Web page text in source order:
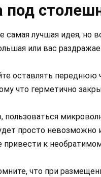
под
самая лучшая идея, но
или вас
оставлять переднюю
что герметично
пользоваться
просто невозможно
привести к
что при